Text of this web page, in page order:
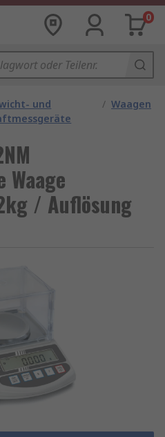
0
und
/ Waagen
Waage
/ Auflösung